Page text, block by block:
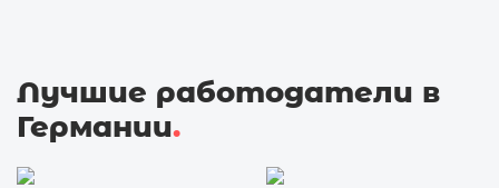
Лучшие работодатели в
Германии.